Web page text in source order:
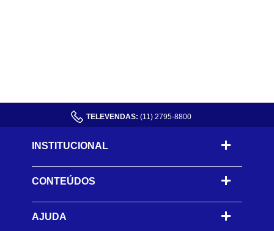
TELEVENDAS: (11) 2795-8800
INSTITUCIONAL
CONTEÚDOS -
AJUDA -